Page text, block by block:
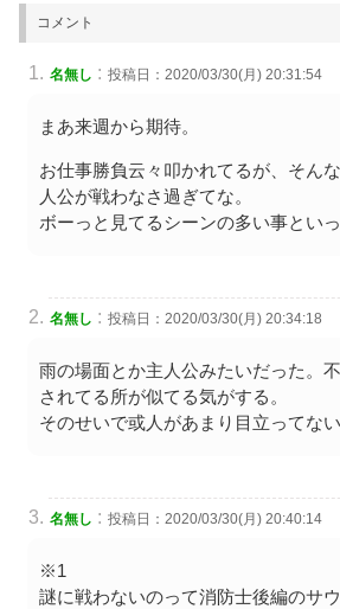
コメント
名無し : 投稿日：2020/03/30(月) 20:31:54
まあ来週から期待。
お仕事勝負云々叩かれてるが、そん
人公が戦わなさ過ぎてな。
ボーっと見てるシーンの多い事とい
名無し : 投稿日：2020/03/30(月) 20:34:18
雨の場面とか主人公みたいだった。
されてる所が似てる気がする。
そのせいで或人があまり目立ってない
名無し : 投稿日：2020/03/30(月) 20:40:14
※1
謎に戦わないのって消防士後編のサ